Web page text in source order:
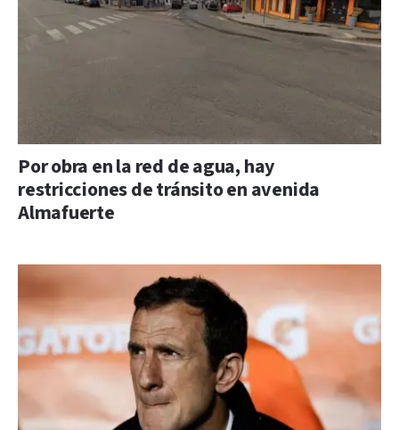
Por obra en la red de agua, hay
restricciones de tránsito en avenida
Almafuerte